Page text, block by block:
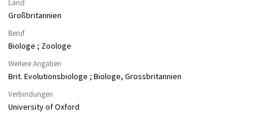
Land
Großbritannien
Beruf
Biologe ; Zoologe
Weitere Angaben
Brit. Evolutionsbiologe ; Biologe, Grossbritannien
Verbindungen
University of Oxford